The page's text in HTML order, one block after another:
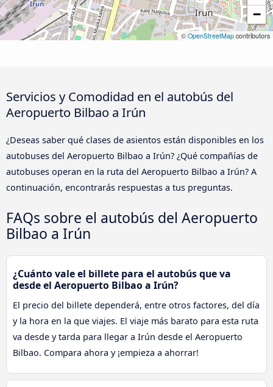
−
© OpenStreetMap contributors
Servicios y Comodidad en el autobús del
Aeropuerto Bilbao a Irún
¿Deseas saber qué clases de asientos están disponibles en los
autobuses del Aeropuerto Bilbao a Irún? ¿Qué compañías de
autobuses operan en la ruta del Aeropuerto Bilbao a Irún? A
continuación, encontrarás respuestas a tus preguntas.
FAQs sobre el autobús del Aeropuerto
Bilbao a Irún
¿Cuánto vale el billete para el autobús que va
desde el Aeropuerto Bilbao a Irún?
El precio del billete dependerá, entre otros factores, del día
y la hora en la que viajes. El viaje más barato para esta ruta
va desde y tarda para llegar a Irún desde el Aeropuerto
Bilbao. Compara ahora y ¡empieza a ahorrar!